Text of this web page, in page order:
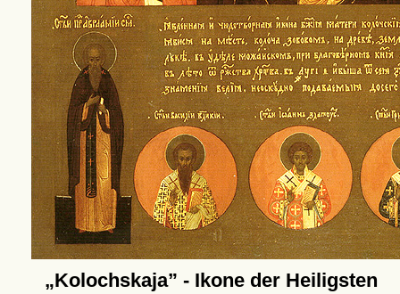
Kolochskaja
- Ikone der Heiligsten